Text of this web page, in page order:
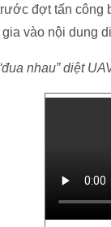
đợt tấn
vào nội dung
nhau” diệt